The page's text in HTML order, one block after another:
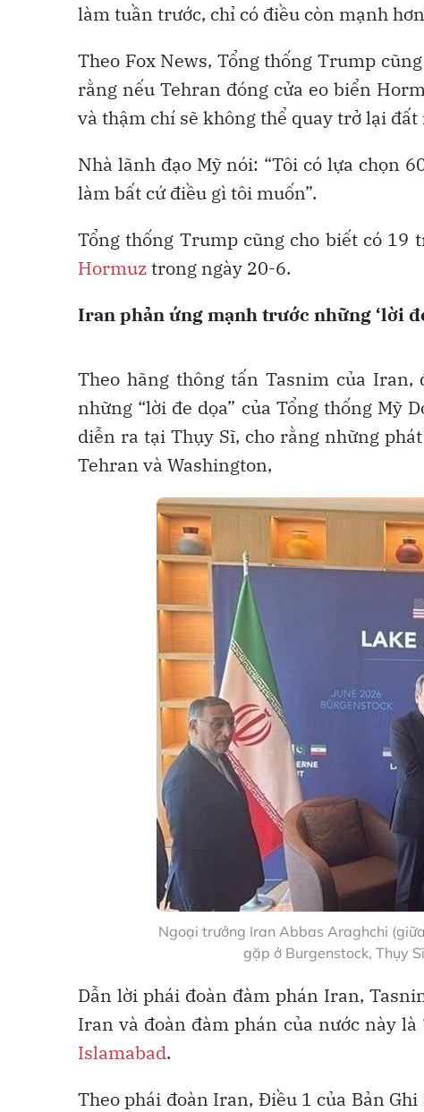
làm tuần trước, chỉ có điều còn mạnh
Theo Fox News, Tổng thống Trump
rằng nếu Tehran đóng cửa eo biển
và thậm chí sẽ không thể quay trở lại
Nhà lãnh đạo Mỹ nói: “Tôi có lựa chọn
làm bất cứ điều gì tôi muốn”.
Tổng thống Trump cũng cho biết có 19
Hormuztrong ngày 20-6.
Iran phản ứng mạnh trước những ‘lời
Theo hãng thông tấn Tasnim của
những “lời đe dọa” của Tổng thống Mỹ
diễn ra tại Thụy Sĩ, cho rằng những
Tehran và Washington,
Ngoại trưởng Iran Abbas Araghchi
gặp ở Burgenstock, Thụy
Dẫn lời phái đoàn đàm phán Iran,
Iran và đoàn đàm phán của nước này
Islamabad.
Theo phái đoàn Iran, Điều 1 của Bản